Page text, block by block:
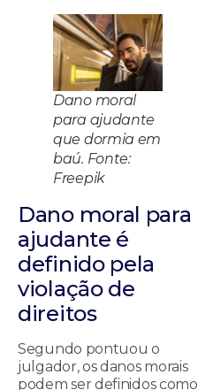
Dano moral
para ajudante
que dormia em
baú. Fonte:
Freepik
Dano moral para
ajudante é
definido pela
violação de
direitos
Segundo pontuou o
julgador, os danos morais
podem ser definidos como